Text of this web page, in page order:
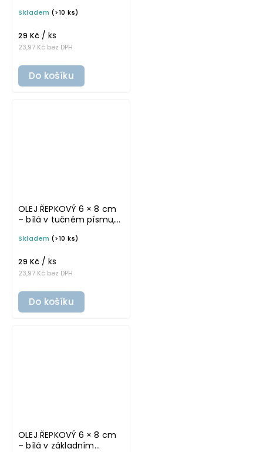
samolepka na
Skladem (>10 ks)
23,97 Kč bez DPH
29 Kč / ks
Do košíku
OLEJ ŘEPKOVÝ 6 × 8 cm
– bílá v tučném písmu,
na potravinové láhve
Skladem (>10 ks)
23,97 Kč bez DPH
29 Kč / ks
Do košíku
OLEJ ŘEPKOVÝ 6 × 8 cm
– bílá v základním